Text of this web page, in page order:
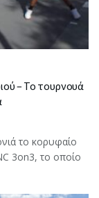
– Το τουρνουά
το κορυφαίο
3on3, το οποίο